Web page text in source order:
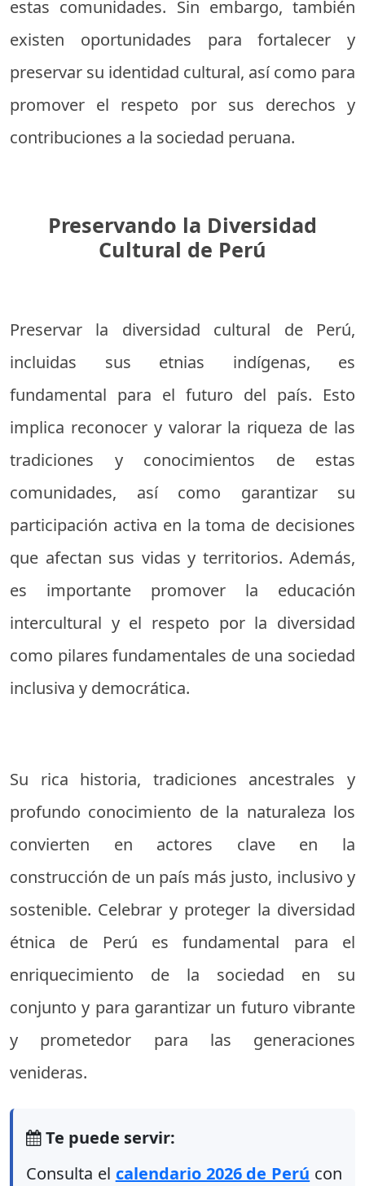
estas comunidades. Sin embargo, también
existen oportunidades para fortalecer y
preservar su identidad cultural, así como para
promover el respeto por sus derechos y
contribuciones a la sociedad peruana.
Preservando la Diversidad
Cultural de Perú
Preservar la diversidad cultural de Perú,
incluidas sus etnias indígenas, es
fundamental para el futuro del país. Esto
implica reconocer y valorar la riqueza de las
tradiciones y conocimientos de estas
comunidades, así como garantizar su
participación activa en la toma de decisiones
que afectan sus vidas y territorios. Además,
es importante promover la educación
intercultural y el respeto por la diversidad
como pilares fundamentales de una sociedad
inclusiva y democrática.
Su rica historia, tradiciones ancestrales y
profundo conocimiento de la naturaleza los
convierten en actores clave en la
construcción de un país más justo, inclusivo y
sostenible. Celebrar y proteger la diversidad
étnica de Perú es fundamental para el
enriquecimiento de la sociedad en su
conjunto y para garantizar un futuro vibrante
y prometedor para las generaciones
venideras.
Te puede servir:
Consulta el calendario 2026 de Perú con